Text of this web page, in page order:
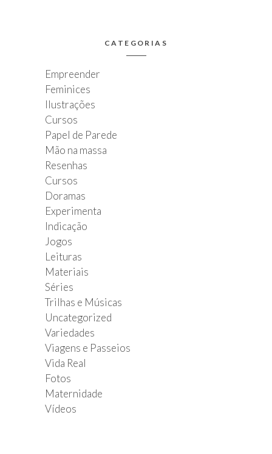
CATEGORIAS
Empreender
Feminices
Ilustrações
Cursos
Papel de Parede
Mão na massa
Resenhas
Cursos
Doramas
Experimenta
Indicação
Jogos
Leituras
Materiais
Séries
Trilhas e Músicas
Uncategorized
Variedades
Viagens e Passeios
Vida Real
Fotos
Maternidade
Vídeos